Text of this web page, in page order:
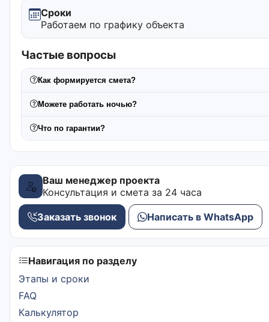
Сроки
Работаем по графику объекта
Частые вопросы
Как формируется смета?
Можете работать ночью?
Что по гарантии?
Ваш менеджер проекта
Консультация и смета за 24 часа
Заказать звонок Написать в WhatsApp
Навигация по разделу
Этапы и сроки
FAQ
Калькулятор